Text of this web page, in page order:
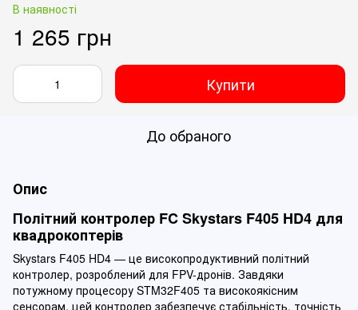
В наявності
1 265 грн
Купити
До обраного
Опис
Політний контролер FC Skystars F405 HD4 для
квадрокоптерів
Skystars F405 HD4 — це високопродуктивний політний
контролер, розроблений для FPV-дронів. Завдяки
потужному процесору STM32F405 та високоякісним
сенсорам, цей контролер забезпечує стабільність, точність